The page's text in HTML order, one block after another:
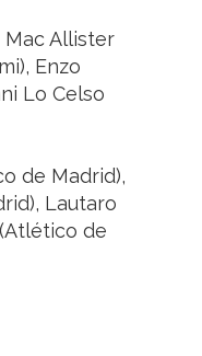
Mac Allister
Enzo
Lo Celso
de Madrid),
Lautaro
de